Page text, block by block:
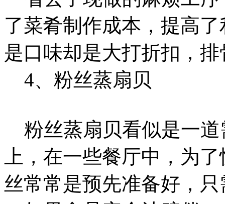
了菜肴制作成本，提高
是口味却是大打折扣，
4、粉丝蒸扇贝
粉丝蒸扇贝看似是一道
上，在一些餐厅中，为
丝常常是预先准备好，